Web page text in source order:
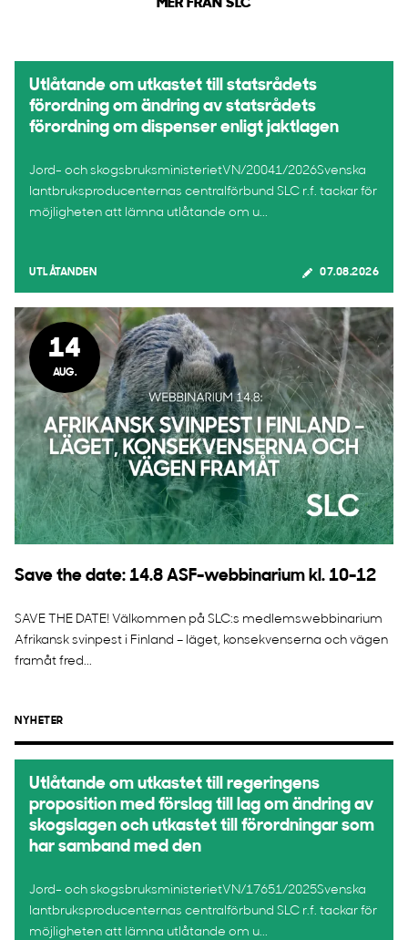
MER FRÅN SLC
Utlåtande om utkastet till statsrådets
förordning om ändring av statsrådets
förordning om dispenser enligt jaktlagen
Jord- och skogsbruksministerietVN/20041/2026Svenska
lantbruksproducenternas centralförbund SLC r.f. tackar för
möjligheten att lämna utlåtande om u...
UTLÅTANDEN 07.08.2026
14
AUG.
Save the date: 14.8 ASF-webbinarium kl. 10-12
SAVE THE DATE! Välkommen på SLC:s medlemswebbinarium
Afrikansk svinpest i Finland – läget, konsekvenserna och vägen
framåt fred...
NYHETER
Utlåtande om utkastet till regeringens
proposition med förslag till lag om ändring av
skogslagen och utkastet till förordningar som
har samband med den
Jord- och skogsbruksministerietVN/17651/2025Svenska
lantbruksproducenternas centralförbund SLC r.f. tackar för
möjligheten att lämna utlåtande om u...